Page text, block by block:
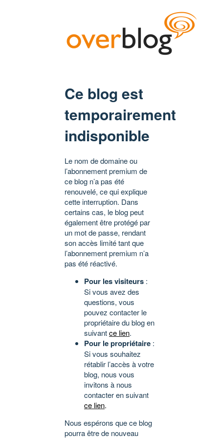
Ce blog est
temporairement
indisponible
Le nom de domaine ou
l’abonnement premium de
ce blog n’a pas été
renouvelé, ce qui explique
cette interruption. Dans
certains cas, le blog peut
également être protégé par
un mot de passe, rendant
son accès limité tant que
l’abonnement premium n’a
pas été réactivé.
Pour les visiteurs :
Si vous avez des
questions, vous
pouvez contacter le
propriétaire du blog en
suivantce lien.
Pour le propriétaire :
Si vous souhaitez
rétablir l’accès à votre
blog, nous vous
invitons à nous
contacter en suivant
ce lien.
Nous espérons que ce blog
pourra être de nouveau